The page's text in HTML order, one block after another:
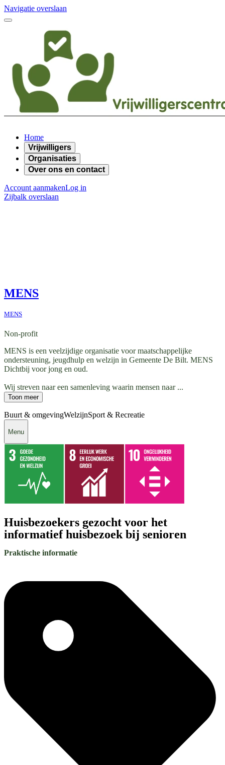
Navigatie overslaan
Home
Vrijwilligers
Organisaties
Over ons en contact
Account aanmakenLog in
Zijbalk overslaan
MENS
MENS
Non-profit
MENS is een veelzijdige organisatie voor maatschappelijke
ondersteuning, jeugdhulp en welzijn in Gemeente De Bilt. MENS
Dichtbij voor jong en oud.
Wij streven naar een samenleving waarin mensen naar ...
Toon meer
Buurt & omgevingWelzijnSport & Recreatie
Menu
Huisbezoekers gezocht voor het
informatief huisbezoek bij senioren
Praktische informatie